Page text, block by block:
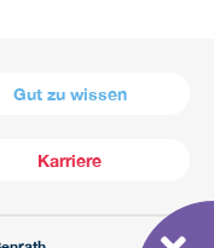
Gut zu wissen
Karriere